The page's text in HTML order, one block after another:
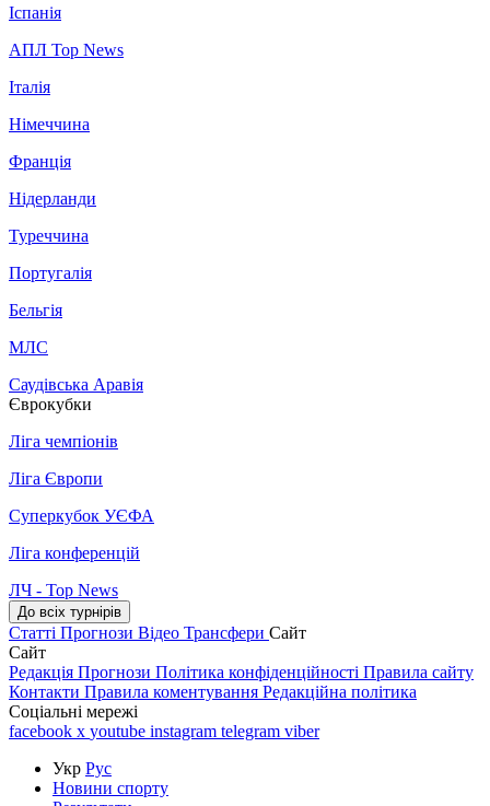
Іспанія
АПЛ Top News
Італія
Німеччина
Франція
Нідерланди
Туреччина
Португалія
Бельгія
МЛС
Саудівська Аравія
Єврокубки
Ліга чемпіонів
Ліга Європи
Суперкубок УЄФА
Ліга конференцій
ЛЧ - Top News
До всіх турнірів
Статті Прогнози Відео Трансфери Сайт
Сайт
Редакція Прогнози Політика конфіденційності Правила сайту
Контакти Правила коментування Редакційна політика
Соціальні мережі
facebook x youtube instagram telegram viber
Укр Рус
Новини спорту